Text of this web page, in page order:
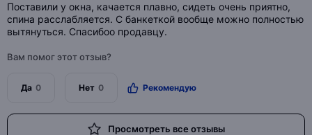
Поставили у окна, качается плавно, сидеть очень приятно,
спина расслабляется. С банкеткой вообще можно полностью
вытянуться. Спасибоо продавцу.
Вам помог этот отзыв?
Да 0 Нет 0 Рекомендую
Просмотреть все отзывы